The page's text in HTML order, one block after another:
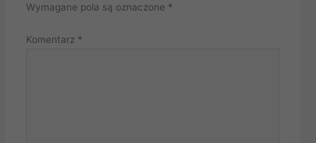
Wymagane pola są oznaczone *
Komentarz *